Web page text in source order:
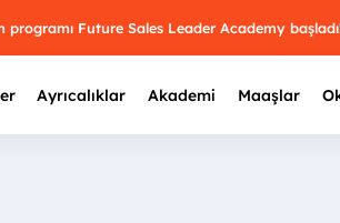
programı Future Sales Leader Academy
Ayrıcalıklar Akademi Maaşlar